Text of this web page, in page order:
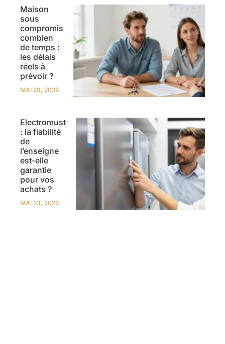
Maison
sous
compromis
combien
de temps :
les délais
réels à
prévoir ?
MAI 29, 2026
Electromust
: la fiabilité
de
l’enseigne
est-elle
garantie
pour vos
achats ?
MAI 23, 2026